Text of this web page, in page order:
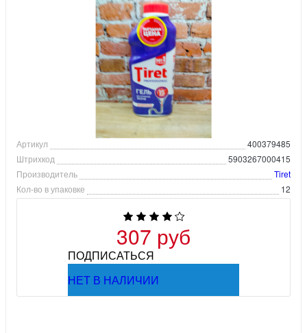
Артикул
400379485
Штрихкод
5903267000415
Производитель
Tiret
Кол-во в упаковке
12
307 руб
ПОДПИСАТЬСЯ
НЕТ В НАЛИЧИИ